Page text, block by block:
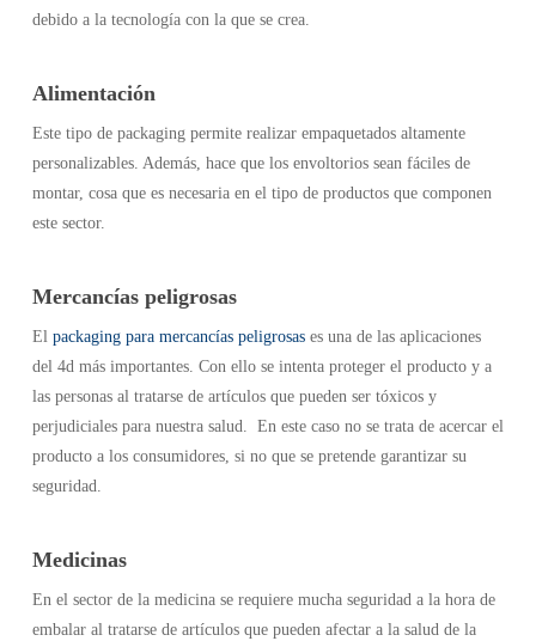
debido a la tecnología con la que se crea.
Alimentación
Este tipo de packaging permite realizar empaquetados altamente
personalizables. Además, hace que los envoltorios sean fáciles de
montar, cosa que es necesaria en el tipo de productos que componen
este sector.
Mercancías peligrosas
El packaging para mercancías peligrosases una de las aplicaciones
del 4d más importantes. Con ello se intenta proteger el producto y a
las personas al tratarse de artículos que pueden ser tóxicos y
perjudiciales para nuestra salud. En este caso no se trata de acercar el
producto a los consumidores, si no que se pretende garantizar su
seguridad.
Medicinas
En el sector de la medicina se requiere mucha seguridad a la hora de
embalar al tratarse de artículos que pueden afectar a la salud de la